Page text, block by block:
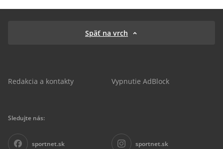
Späť na vrch
Redakcia a kontakty Vypnutie AdBlock
Sledujte nás:
sportnet.sk sportnet.sk